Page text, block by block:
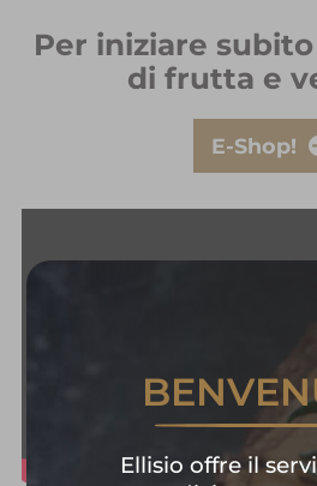
Per iniziare
di frutta e
E-Shop!
Ellisio offre il